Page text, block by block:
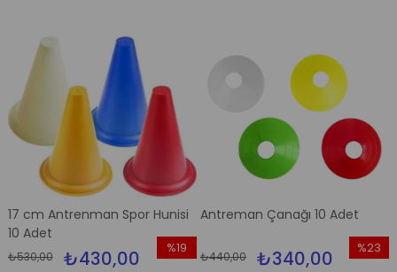
17 cm Antrenman Spor Hunisi
10 Adet
₺430,00
₺530,00
%19
Antreman Çanağı 10 Adet
₺340,00
₺440,00
%23